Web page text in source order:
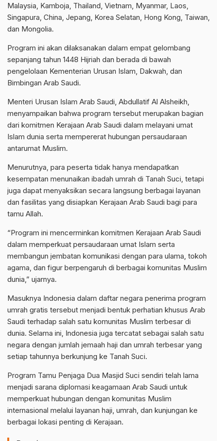
Malaysia, Kamboja, Thailand, Vietnam, Myanmar, Laos,
Singapura, China, Jepang, Korea Selatan, Hong Kong, Taiwan,
dan Mongolia.
Program ini akan dilaksanakan dalam empat gelombang
sepanjang tahun 1448 Hijriah dan berada di bawah
pengelolaan Kementerian Urusan Islam, Dakwah, dan
Bimbingan Arab Saudi.
Menteri Urusan Islam Arab Saudi, Abdullatif Al Alsheikh,
menyampaikan bahwa program tersebut merupakan bagian
dari komitmen Kerajaan Arab Saudi dalam melayani umat
Islam dunia serta mempererat hubungan persaudaraan
antarumat Muslim.
Menurutnya, para peserta tidak hanya mendapatkan
kesempatan menunaikan ibadah umrah di Tanah Suci, tetapi
juga dapat menyaksikan secara langsung berbagai layanan
dan fasilitas yang disiapkan Kerajaan Arab Saudi bagi para
tamu Allah.
“Program ini mencerminkan komitmen Kerajaan Arab Saudi
dalam memperkuat persaudaraan umat Islam serta
membangun jembatan komunikasi dengan para ulama, tokoh
agama, dan figur berpengaruh di berbagai komunitas Muslim
dunia,” ujarnya.
Masuknya Indonesia dalam daftar negara penerima program
umrah gratis tersebut menjadi bentuk perhatian khusus Arab
Saudi terhadap salah satu komunitas Muslim terbesar di
dunia. Selama ini, Indonesia juga tercatat sebagai salah satu
negara dengan jumlah jemaah haji dan umrah terbesar yang
setiap tahunnya berkunjung ke Tanah Suci.
Program Tamu Penjaga Dua Masjid Suci sendiri telah lama
menjadi sarana diplomasi keagamaan Arab Saudi untuk
memperkuat hubungan dengan komunitas Muslim
internasional melalui layanan haji, umrah, dan kunjungan ke
berbagai lokasi penting di Kerajaan.